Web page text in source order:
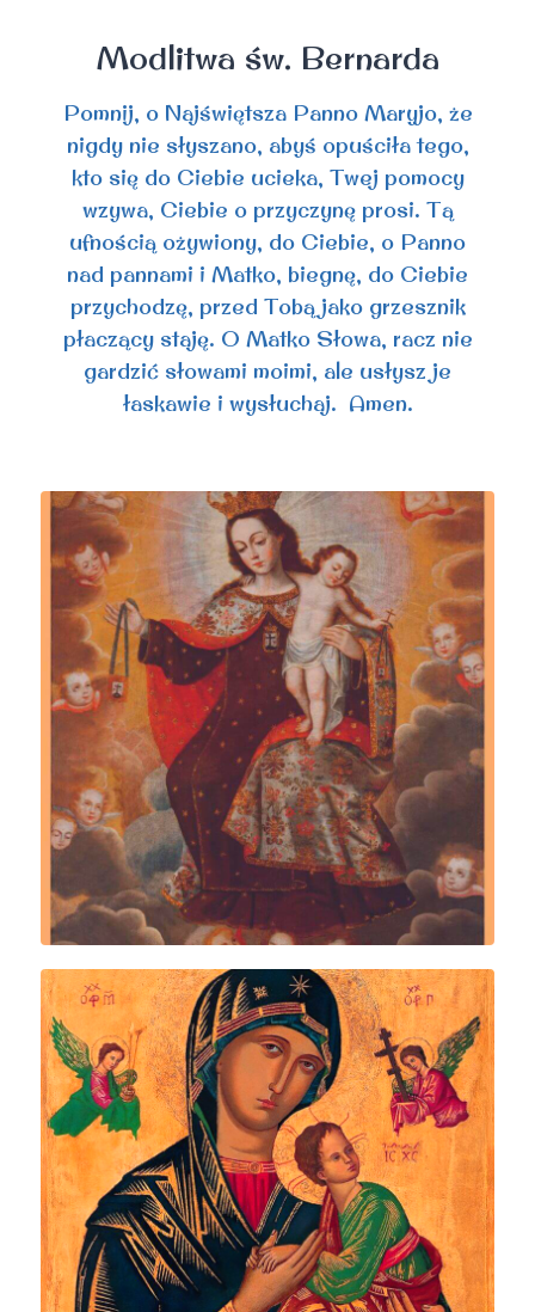
Modlitwa św. Bernarda
Pomnij, o Najświętsza Panno Maryjo, że
nigdy nie słyszano, abyś opuściła tego,
kto się do Ciebie ucieka, Twej pomocy
wzywa, Ciebie o przyczynę prosi. Tą
ufnością ożywiony, do Ciebie, o Panno
nad pannami i Matko, biegnę, do Ciebie
przychodzę, przed Tobą jako grzesznik
płaczący staję. O Matko Słowa, racz nie
gardzić słowami moimi, ale usłysz je
łaskawie i wysłuchaj. Amen.